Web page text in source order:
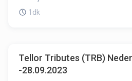
1dk
Tellor Tributes (TRB)
-28.09.2023